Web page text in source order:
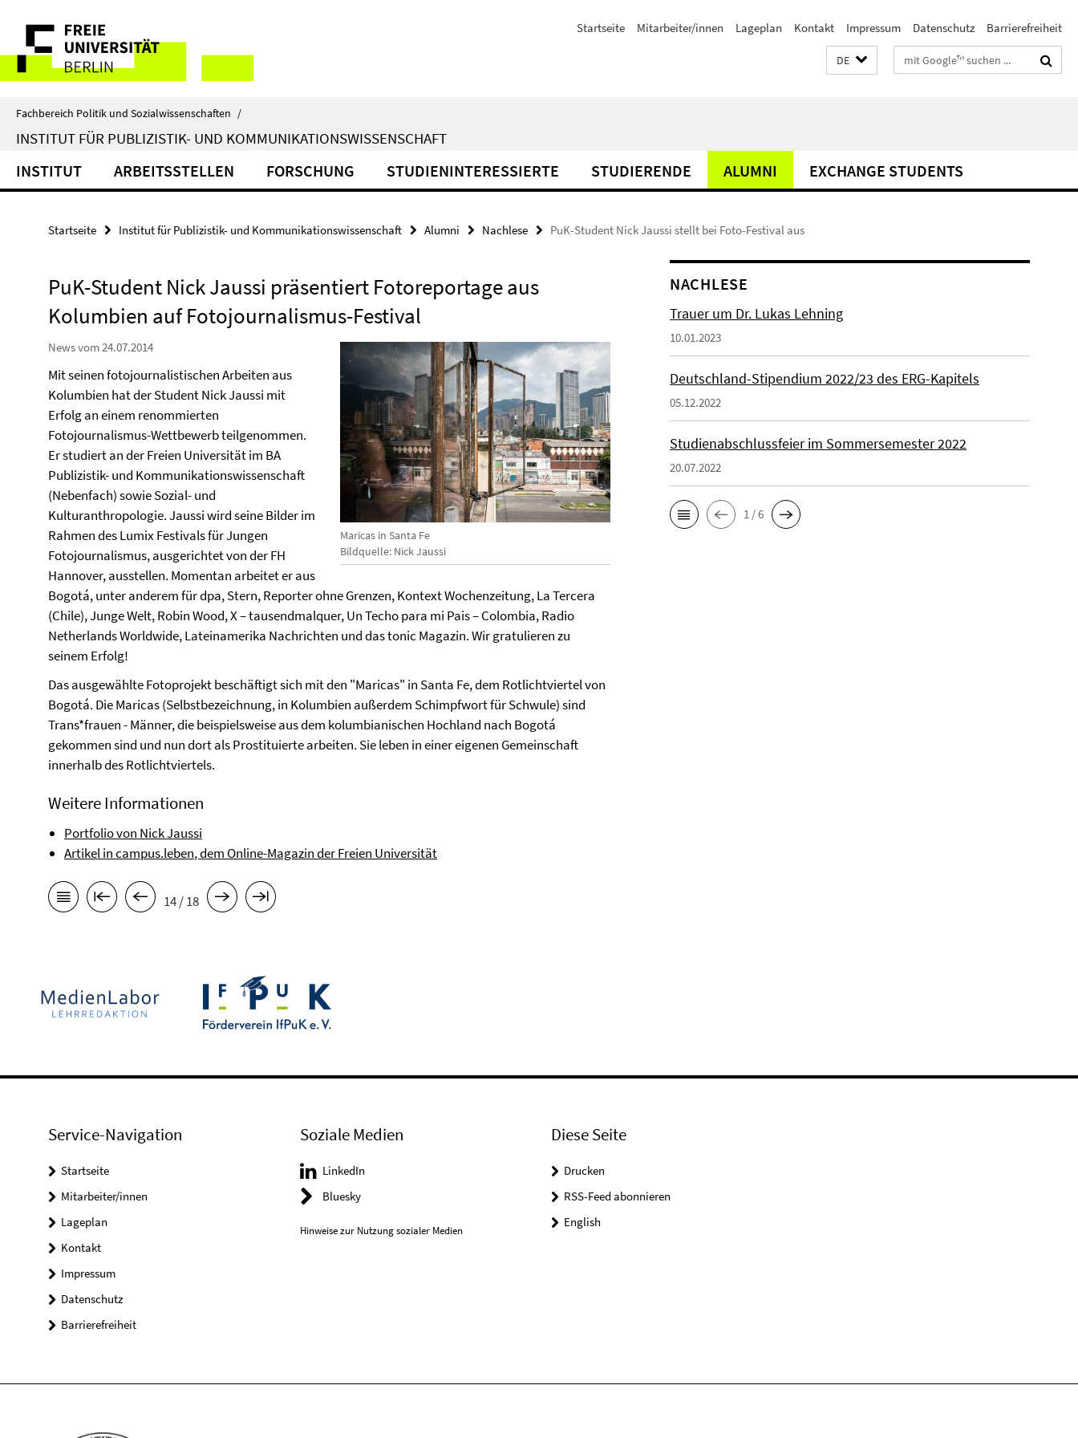
direkt
Inhalt
Service-
Navigation
Startseite Mitarbeiter/innen Lageplan Kontakt Impressum Datenschutz Barrierefreiheit
DE Suchbegriffe
Fachbereich Politik und Sozialwissenschaften /
INSTITUT FÜR PUBLIZISTIK- UND KOMMUNIKATIONSWISSENSCHAFT
INSTITUT ARBEITSSTELLEN FORSCHUNG STUDIENINTERESSIERTE STUDIERENDE ALUMNI EXCHANGE STUDENTS
Startseite Institut für Publizistik- und Kommunikationswissenschaft Alumni Nachlese PuK-Student Nick Jaussi stellt bei Foto-Festival aus
PuK-Student Nick Jaussi präsentiert Fotoreportage aus
Kolumbien auf Fotojournalismus-Festival
Maricas in Santa Fe
Bildquelle: Nick Jaussi
News vom 24.07.2014
Mit seinen fotojournalistischen Arbeiten aus
Kolumbien hat der Student Nick Jaussi mit
Erfolg an einem renommierten
Fotojournalismus-Wettbewerb teilgenommen.
Er studiert an der Freien Universität im BA
Publizistik- und Kommunikationswissenschaft
(Nebenfach) sowie Sozial- und
Kulturanthropologie. Jaussi wird seine Bilder im
Rahmen des Lumix Festivals für Jungen
Fotojournalismus, ausgerichtet von der FH
Hannover, ausstellen. Momentan arbeitet er aus
Bogotá, unter anderem für dpa, Stern, Reporter ohne Grenzen, Kontext Wochenzeitung, La Tercera
(Chile), Junge Welt, Robin Wood, X – tausendmalquer, Un Techo para mi Pais – Colombia, Radio
Netherlands Worldwide, Lateinamerika Nachrichten und das tonic Magazin. Wir gratulieren zu
seinem Erfolg!
Das ausgewählte Fotoprojekt beschäftigt sich mit den "Maricas" in Santa Fe, dem Rotlichtviertel von
Bogotá. Die Maricas (Selbstbezeichnung, in Kolumbien außerdem Schimpfwort für Schwule) sind
Trans*frauen - Männer, die beispielsweise aus dem kolumbianischen Hochland nach Bogotá
gekommen sind und nun dort als Prostituierte arbeiten. Sie leben in einer eigenen Gemeinschaft
innerhalb des Rotlichtviertels.
Weitere Informationen
Portfolio von Nick Jaussi
Artikel in campus.leben, dem Online-Magazin der Freien Universität
14 / 18
NACHLESE
Trauer um Dr. Lukas Lehning
10.01.2023
Deutschland-Stipendium 2022/23 des ERG-Kapitels
05.12.2022
Studienabschlussfeier im Sommersemester 2022
20.07.2022
1 / 6
Service-Navigation
Startseite
Mitarbeiter/innen
Lageplan
Kontakt
Impressum
Datenschutz
Barrierefreiheit
Soziale Medien
LinkedIn
Bluesky
Hinweise zur Nutzung sozialer Medien
Diese Seite
Drucken
RSS-Feed abonnieren
English